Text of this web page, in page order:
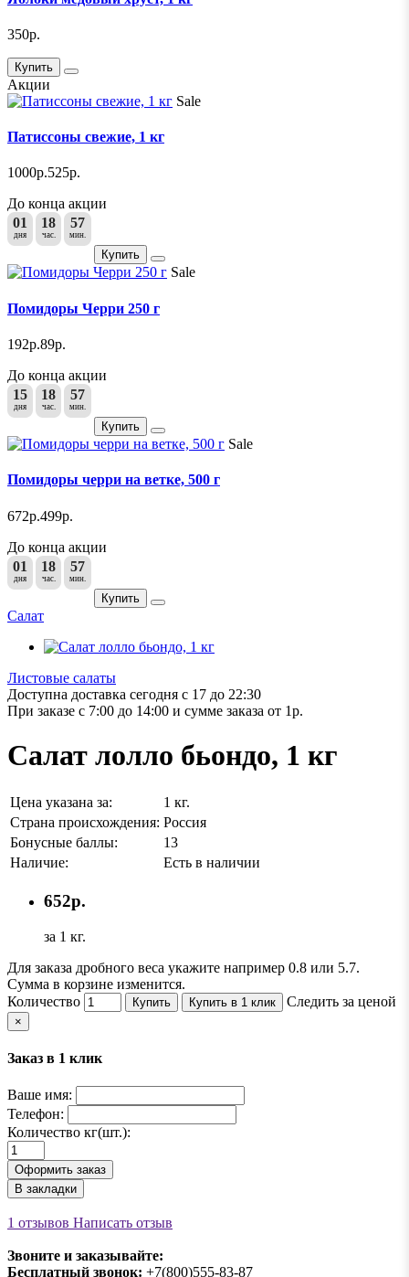
350р.
Купить
Акции
Sale
Патиссоны свежие, 1 кг
1000р.525р.
До конца акции
01
дня
18
час.
57
мин.
Купить
Sale
Помидоры Черри 250 г
192р.89р.
До конца акции
15
дня
18
час.
57
мин.
Купить
Sale
Помидоры черри на ветке, 500 г
672р.499р.
До конца акции
01
дня
18
час.
57
мин.
Купить
Салат
Листовые салаты
Доступна доставка сегодня с 17 до 22:30
При заказе с 7:00 до 14:00 и сумме заказа от 1р.
Салат лолло бьондо, 1 кг
Цена указана за:
1 кг.
Страна происхождения: Россия
Бонусные баллы:
13
Наличие:
Есть в наличии
652р.
за 1 кг.
Для заказа дробного веса укажите например 0.8 или 5.7.
Сумма в корзине изменится.
Количество
Купить Купить в 1 клик Следить за ценой
×
Заказ в 1 клик
Ваше имя:
Телефон:
Количество кг(шт.):
Оформить заказ
В закладки
1 отзывов Написать отзыв
Звоните и заказывайте:
Бесплатный звонок: +7(800)555-83-87